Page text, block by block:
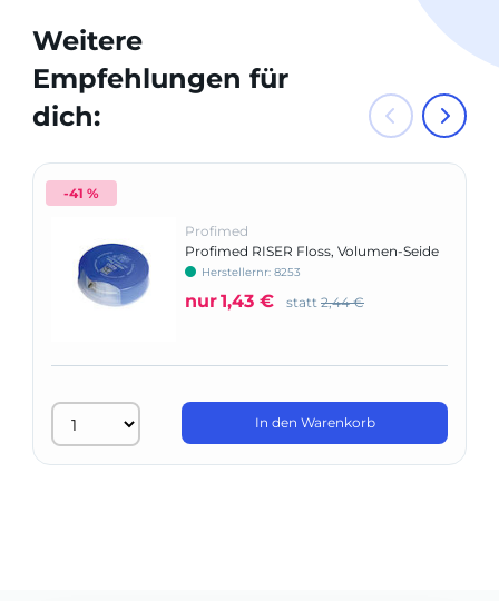
Weitere
Empfehlungen für
dich:
-41 %
Profimed
Profimed RISER Floss, Volumen-Seide
Herstellernr: 8253
nur1,43 € statt 2,44 €
In den Warenkorb